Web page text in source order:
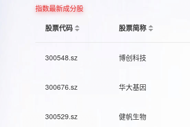
指数最新成分股
股票代码
股票简称
300548.sz 博创科技
300676.sz 华大基因
300529.sz 健帆生物